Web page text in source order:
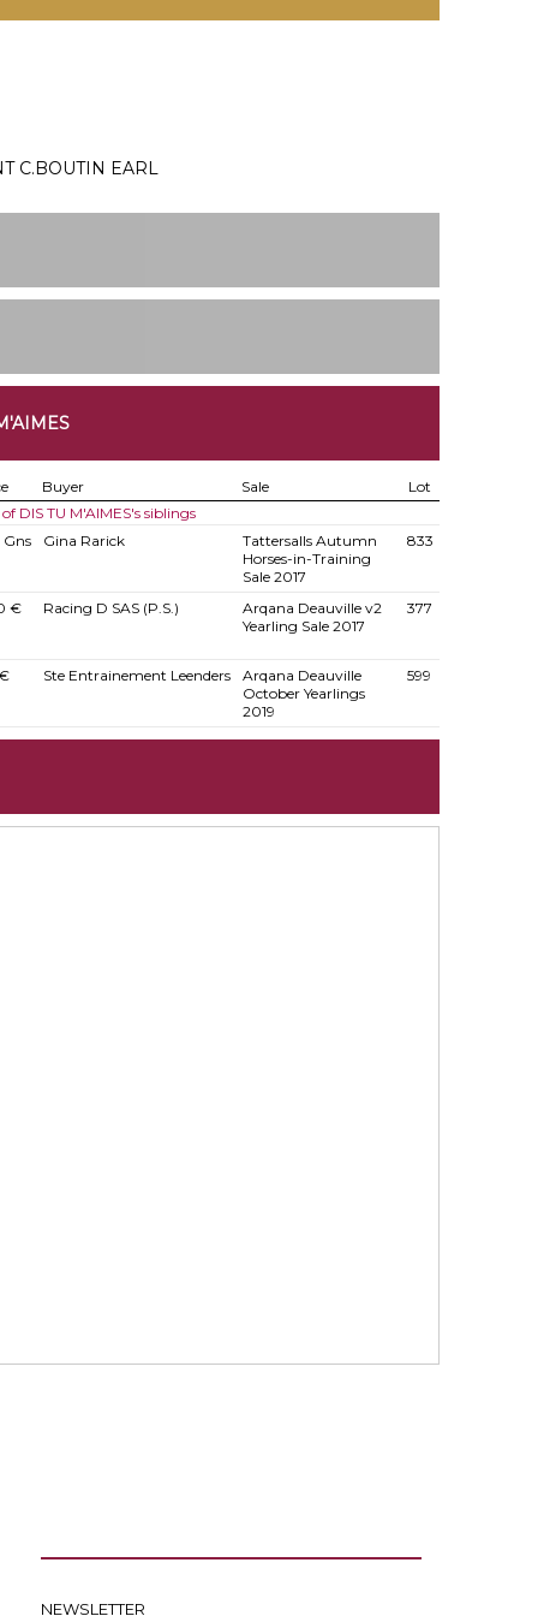
C.BOUTIN EARL
Buyer Sale
Lot
of DIS TU M'AIMES's siblings
Gina Rarick
Tattersalls Autumn
Horses-in-Training
Sale 2017
833
€ Racing D SAS (P.S.)
Arqana Deauville v2
Yearling Sale 2017
377
Ste Entrainement Leenders
Arqana Deauville
October Yearlings
2019
599
NEWSLETTER